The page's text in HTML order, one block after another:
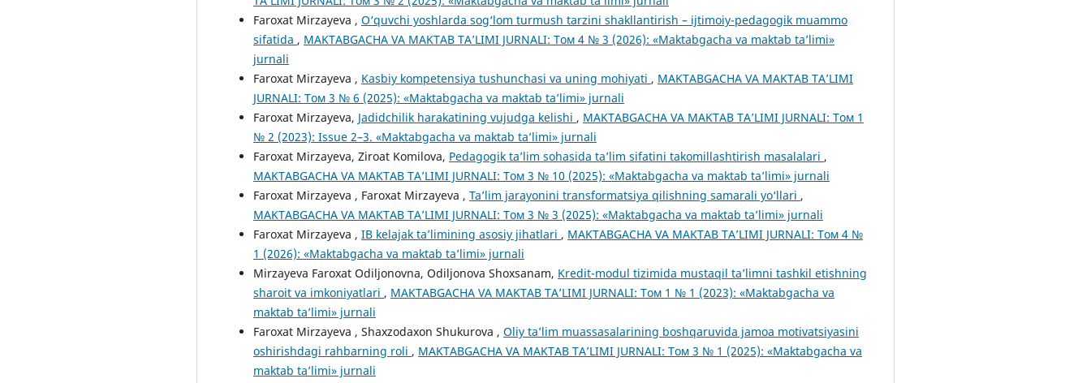
Faroxat Mirzayeva , O‘quvchi yoshlarda sog‘lom turmush tarzini shakllantirish – ijtimoiy-pedagogik muammo
sifatida , MAKTABGACHA VA MAKTAB TA’LIMI JURNALI: Том 4 № 3 (2026): «Maktabgacha va maktab ta’limi»
jurnali
Faroxat Mirzayeva , Kasbiy kompetensiya tushunchasi va uning mohiyati , MAKTABGACHA VA MAKTAB TA’LIMI
JURNALI: Том 3 № 6 (2025): «Maktabgacha va maktab ta’limi» jurnali
Faroxat Mirzayeva, Jadidchilik harakatining vujudga kelishi , MAKTABGACHA VA MAKTAB TA’LIMI JURNALI: Том 1
№ 2 (2023): Issue 2–3. «Maktabgacha va maktab ta’limi» jurnali
Faroxat Mirzayeva, Ziroat Komilova, Pedagogik ta’lim sohasida ta’lim sifatini takomillashtirish masalalari ,
MAKTABGACHA VA MAKTAB TA’LIMI JURNALI: Том 3 № 10 (2025): «Maktabgacha va maktab ta’limi» jurnali
Faroxat Mirzayeva , Faroxat Mirzayeva , Ta’lim jarayonini transformatsiya qilishning samarali yo‘llari ,
MAKTABGACHA VA MAKTAB TA’LIMI JURNALI: Том 3 № 3 (2025): «Maktabgacha va maktab ta’limi» jurnali
Faroxat Mirzayeva , IB kelajak ta’limining asosiy jihatlari , MAKTABGACHA VA MAKTAB TA’LIMI JURNALI: Том 4 №
1 (2026): «Maktabgacha va maktab ta’limi» jurnali
Mirzayeva Faroxat Odiljonovna, Odiljonova Shoxsanam, Kredit-modul tizimida mustaqil ta’limni tashkil etishning
sharoit va imkoniyatlari , MAKTABGACHA VA MAKTAB TA’LIMI JURNALI: Том 1 № 1 (2023): «Maktabgacha va
maktab ta’limi» jurnali
Faroxat Mirzayeva , Shaxzodaxon Shukurova , Oliy ta’lim muassasalarining boshqaruvida jamoa motivatsiyasini
oshirishdagi rahbarning roli , MAKTABGACHA VA MAKTAB TA’LIMI JURNALI: Том 3 № 1 (2025): «Maktabgacha va
maktab ta’limi» jurnali